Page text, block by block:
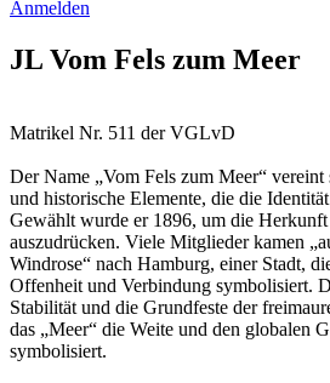
Anmelden
JL Vom Fels zum Meer
Matrikel Nr. 511 der VGLvD
Der Name „Vom Fels zum Meer“
und historische Elemente, die die
Gewählt wurde er 1896, um die
auszudrücken. Viele Mitglieder kamen
Windrose“ nach Hamburg, einer Stadt,
Offenheit und Verbindung symbolisiert.
Stabilität und die Grundfeste der
das „Meer“ die Weite und den globalen
symbolisiert.